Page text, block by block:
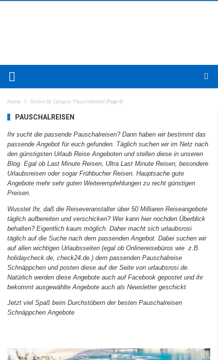
Home Archive By Category "Pauschalreisen"(Page 4)
PAUSCHALREISEN
Ihr sucht die passende Pauschalreisen? Dann haben wir bestimmt das
passende Angebot für euch gefunden. Täglich suchen wir im Netz nach
den günstigsten Urlaub Reise Angeboten und stellen diese in unseren
Blog. Egal ob Last Minute Reisen, Ultra Last Minute Reisen, besondere
Urlaubsreisen oder sogar Frühbucher Reisen. Hauptsache gute
Angebote mehr sehr guten Weiterempfehlungen zu recht günstigen
Preisen.
Wusstet Ihr, daß die Reiseveranstalter über 50 Milliaren Reiseangebote
täglich aufbereiten und verschicken? Wer kann hier nochden Überblick
behalten? Eigentlich kaum möglich. Daher macht sich urlaubsrosi
täglich auf die Suche nach dem passenden Angebot. Dabei suchen wir
auf allen wichtigen Urlaubsseiten (egal ob Onlinereisebüros wie z.B.
holidaycheck.de check24.de .) dem passenden Pauschalreise
Schnäppchen und posten diese auf der Seite von urlaubsrosi.de.
Natürlich werden diese Angebote auch auf Facebook gepostet und ihr
bekommt ausgewählte Angebote auch als Newsletter geschickt.
Jetzt viel Spaß beim Durchstöbern der besten Pauschalreisen
Schnäppchen Angebote